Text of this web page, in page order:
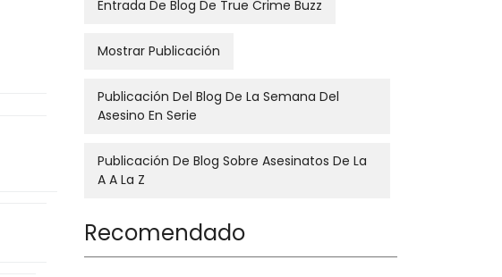
Entrada De Blog De True Crime Buzz
Mostrar Publicación
Publicación Del Blog De La Semana Del
Asesino En Serie
Publicación De Blog Sobre Asesinatos De La
A A La Z
Recomendado